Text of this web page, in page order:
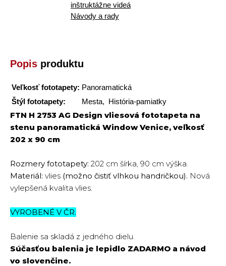
inštruktážne videá
Návody a rady
Popis produktu
Veľkosť fototapety: Panoramatická
Štýl fototapety:
Mesta, História-pamiatky
FTN H 2753 AG Design vliesová fototapeta na
stenu panoramatická Window Venice, veľkosť
202 x 90 cm
Rozmery fototapety: 202 cm šírka, 90 cm výška.
Materiál: vlies (možno čistiť vlhkou handričkou). Nová
vylepšená kvalita vlies.
VYROBENÉ V ČR.
Balenie sa skladá z jedného dielu.
Súčasťou balenia je lepidlo ZADARMO a návod
vo slovenčine.